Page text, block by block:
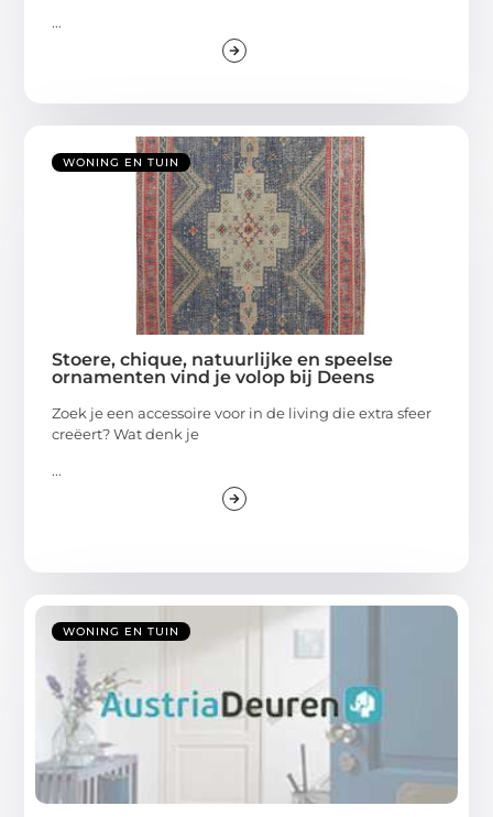
...
WONING EN TUIN
Stoere, chique, natuurlijke en speelse
ornamenten vind je volop bij Deens
Zoek je een accessoire voor in de living die extra sfeer
creëert? Wat denk je
...
WONING EN TUIN